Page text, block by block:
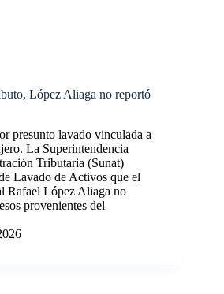
López Aliaga no reportó
presunto lavado vinculada a
La Superintendencia
Tributaria (Sunat)
Lavado de Activos que el
Rafael López Aliaga no
provenientes del